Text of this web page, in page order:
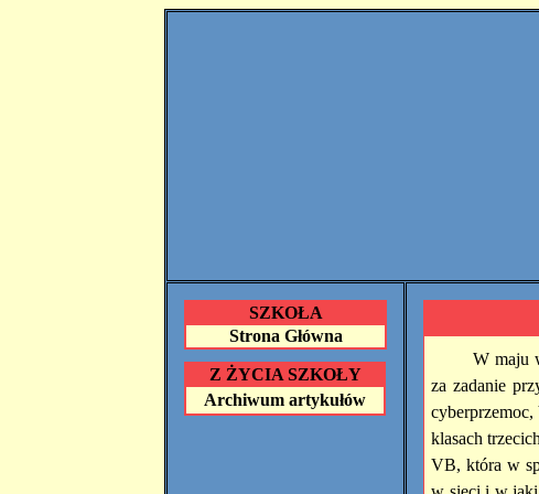
SZKOŁA
Strona Główna
Z ŻYCIA SZKOŁY
Archiwum artykułów
W maju
za zadanie
klasach
VB, która w